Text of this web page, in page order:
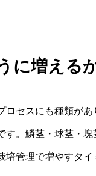
に増える
ロセスにも種類が
す。鱗茎・球茎・
培管理で増やすタ